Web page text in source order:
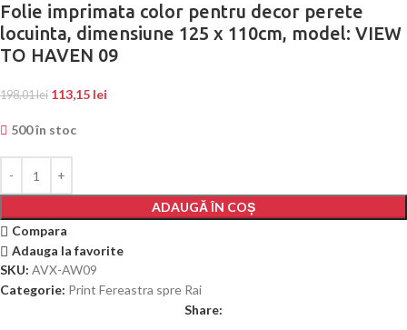
Folie imprimata color pentru decor perete
locuinta, dimensiune 125 x 110cm, model: VIEW
TO HAVEN 09
198,01lei 113,15 lei
500 în stoc
ADAUGĂ ÎN COȘ
Compara
Adauga la favorite
SKU: AVX-AW09
Categorie: Print Fereastra spre Rai
Share: